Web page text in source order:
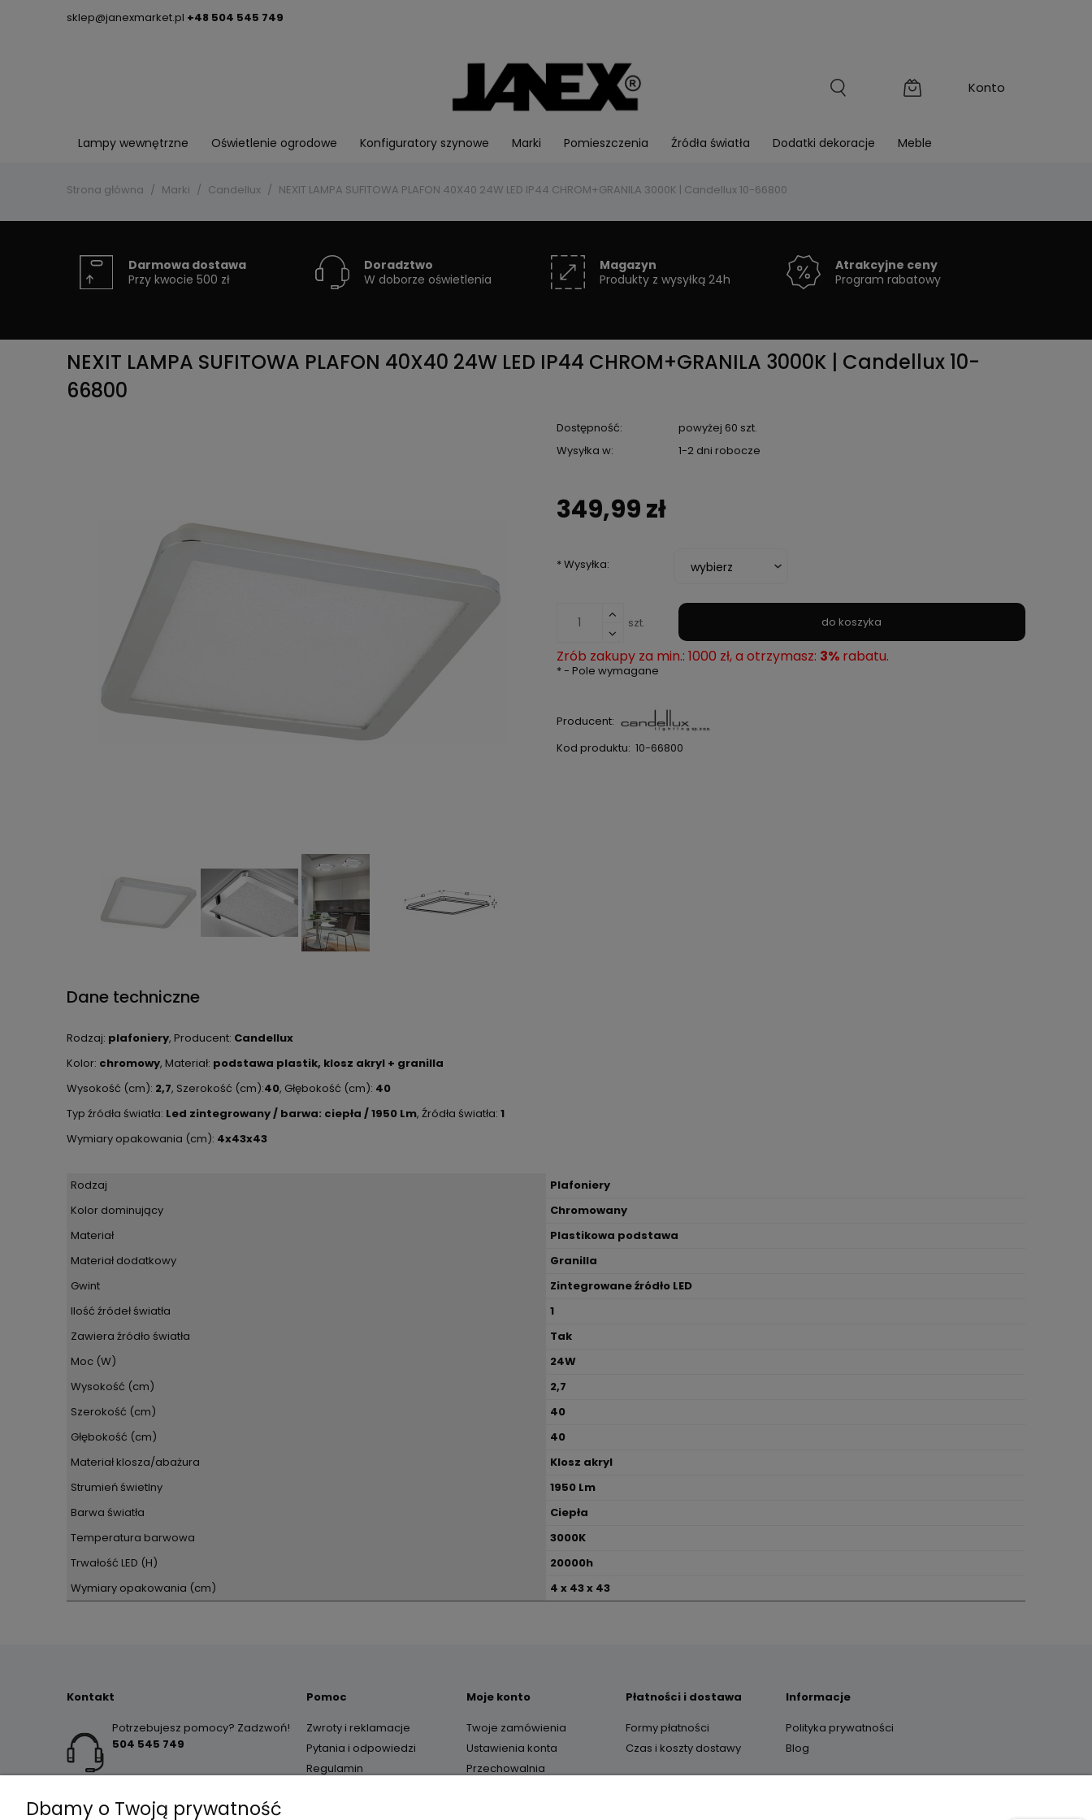
sklep@janexmarket.pl +48 504 545 749
Lampy wewnętrzne Oświetlenie ogrodowe Konfiguratory szynowe Marki Pomieszczenia Źródła światła Dodatki dekoracje Meble
Strona główna Marki Candellux NEXIT LAMPA SUFITOWA PLAFON 40X40 24W LED IP44 CHROM+GRANILA 3000K | Candellux 10-66800
Darmowa dostawa
Przy kwocie 500 zł
Doradztwo
W doborze oświetlenia
Magazyn
Produkty z wysyłką 24h
Atrakcyjne ceny
Program rabatowy
NEXIT LAMPA SUFITOWA PLAFON 40X40 24W LED IP44 CHROM+GRANILA 3000K | Candellux 10-
66800
Dostępność:
powyżej 60 szt.
Wysyłka w:
1-2 dni robocze
349,99 zł
*Wysyłka:
szt. do koszyka
Zrób zakupy za min.: 1000 zł, a otrzymasz: 3%rabatu.
*- Pole wymagane
Producent:
Kod produktu: 10-66800
Dane techniczne
Rodzaj: plafoniery, Producent: Candellux
Kolor: chromowy, Materiał: podstawa plastik, klosz akryl + granilla
Wysokość (cm): 2,7, Szerokość (cm):40, Głębokość (cm): 40
Typ źródła światła: Led zintegrowany / barwa: ciepła / 1950 Lm, Źródła światła: 1
Wymiary opakowania (cm): 4x43x43
Rodzaj
Plafoniery
Kolor dominujący
Chromowany
Materiał
Plastikowa podstawa
Materiał dodatkowy
Granilla
Gwint
Zintegrowane źródło LED
Ilość źródeł światła
1
Zawiera źródło światła
Tak
Moc (W)
24W
Wysokość (cm)
2,7
Szerokość (cm)
40
Głębokość (cm)
40
Materiał klosza/abażura
Klosz akryl
Strumień świetlny
1950 Lm
Barwa światła
Ciepła
Temperatura barwowa
3000K
Trwałość LED (H)
20000h
Wymiary opakowania (cm)
4 x 43 x 43
Kontakt
Potrzebujesz pomocy? Zadzwoń!
504 545 749
Pomoc
Zwroty i reklamacje
Pytania i odpowiedzi
Regulamin
Moje konto
Twoje zamówienia
Ustawienia konta
Przechowalnia
Płatności i dostawa
Formy płatności
Czas i koszty dostawy
Informacje
Polityka prywatności
Blog
O nas
Dbamy o Twoją prywatność